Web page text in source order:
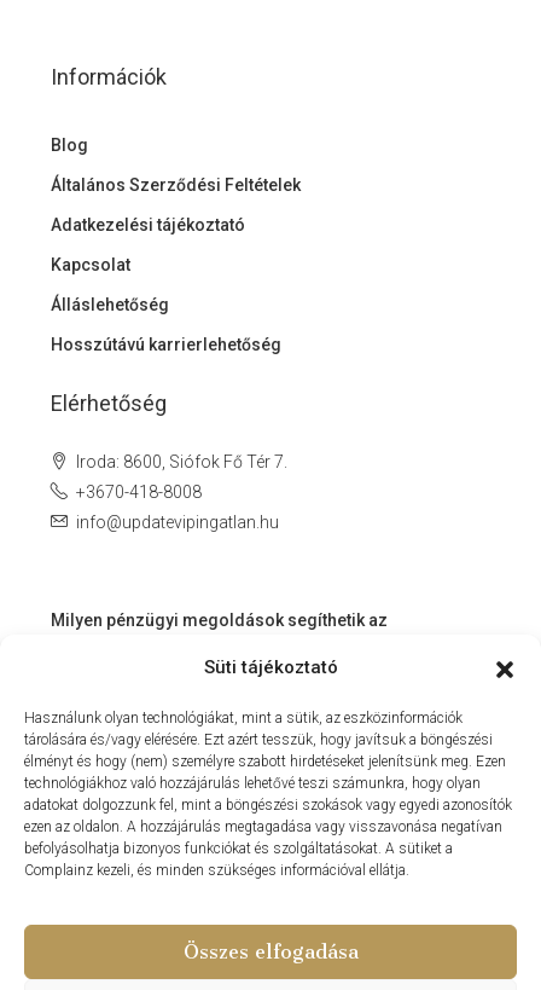
Süti tájékoztató
Használunk olyan technológiákat, mint a sütik, az eszközinformációk
tárolására és/vagy elérésére. Ezt azért tesszük, hogy javítsuk a böngészési
élményt és hogy (nem) személyre szabott hirdetéseket jelenítsünk meg. Ezen
technológiákhoz való hozzájárulás lehetővé teszi számunkra, hogy olyan
adatokat dolgozzunk fel, mint a böngészési szokások vagy egyedi azonosítók
ezen az oldalon. A hozzájárulás megtagadása vagy visszavonása negatívan
befolyásolhatja bizonyos funkciókat és szolgáltatásokat. A sütiket a
Complainz kezeli, és minden szükséges információval ellátja.
Összes elfogadása
Információk
Blog
Általános Szerződési Feltételek
Adatkezelési tájékoztató
Kapcsolat
Álláslehetőség
Hosszútávú karrierlehetőség
Elérhetőség
Iroda: 8600, Siófok Fő Tér 7.
+3670-418-8008
info@updatevipingatlan.hu
Milyen pénzügyi megoldások segíthetik az
szolgáltatás a Balaton környékén
MIT KÍNÁLHAT SZÁMUNKRA EGY INGATLANIRODA VEVŐI
ÉS ELADÓI NÉZŐPONTBÓL?
MILYEN KÖLTSÉGEKKEL KELL SZÁMOLNUNK
INGATLANVÁSÁRLÁS SORÁN?